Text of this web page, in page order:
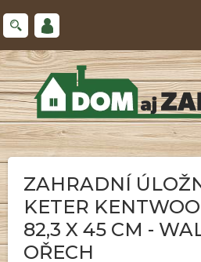
na
obsah
ZAHRADNÍ
KETER
82,3 X 45 CM -
OŘECH